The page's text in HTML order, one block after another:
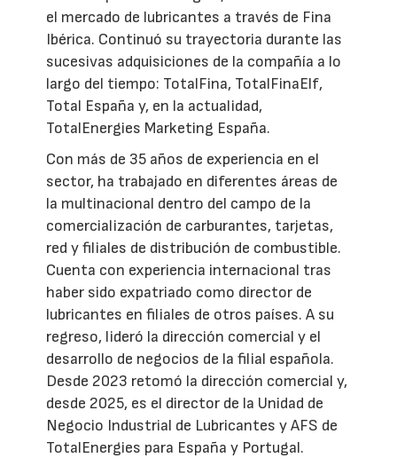
el mercado de lubricantes a través de Fina
Ibérica. Continuó su trayectoria durante las
sucesivas adquisiciones de la compañía a lo
largo del tiempo: TotalFina, TotalFinaElf,
Total España y, en la actualidad,
TotalEnergies Marketing España.
Con más de 35 años de experiencia en el
sector, ha trabajado en diferentes áreas de
la multinacional dentro del campo de la
comercialización de carburantes, tarjetas,
red y filiales de distribución de combustible.
Cuenta con experiencia internacional tras
haber sido expatriado como director de
lubricantes en filiales de otros países. A su
regreso, lideró la dirección comercial y el
desarrollo de negocios de la filial española.
Desde 2023 retomó la dirección comercial y,
desde 2025, es el director de la Unidad de
Negocio Industrial de Lubricantes y AFS de
TotalEnergies para España y Portugal.